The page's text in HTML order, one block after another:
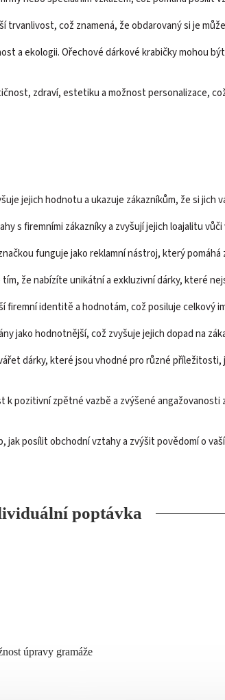
trvanlivost, což znamená, že obdarovaný si je
a ekologii. Ořechové dárkové krabičky mohou
zdraví, estetiku a možnost personalizace,
jejich hodnotu a ukazuje zákazníkům, že si
s firemními zákazníky a zvyšují jejich loajalitu
funguje jako reklamní nástroj, který
že nabízíte unikátní a exkluzivní dárky, které
identitě a hodnotám, což posiluje celkový
jako hodnotnější, což zvyšuje jejich dopad na
dárky, které jsou vhodné pro různé
k pozitivní zpětné vazbě a zvýšené
posílit obchodní vztahy a zvýšit povědomí o
poptávka
úpravy gramáže